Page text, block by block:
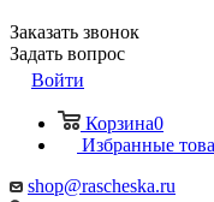
Заказать звонок
Задать вопрос
Войти
Корзина0
Избранные
shop@rascheska.ru